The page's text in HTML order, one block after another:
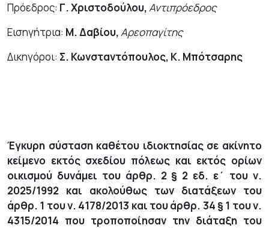
Πρόεδρος: Γ. Χριστοδούλου,Αντιπρόεδρος
Εισηγήτρια: Μ. Δαβίου,Αρεοπαγίτης
Δικηγόροι: Σ. Κωνσταντόπουλος, Κ. Μπότσαρης
Έγκυρη σύσταση καθέτου ιδιοκτησίας σε ακίνητο
κείμενο εκτός σχεδίου πόλεως και εκτός ορίων
οικισμού δυνάμει του άρθρ. 2 § 2 εδ. ε΄ του ν.
2025/1992 και ακολούθως των διατάξεων του
άρθρ. 1 του ν. 4178/2013 και του άρθρ. 34 § 1 του ν.
4315/2014 που τροποποίησαν την διάταξη του